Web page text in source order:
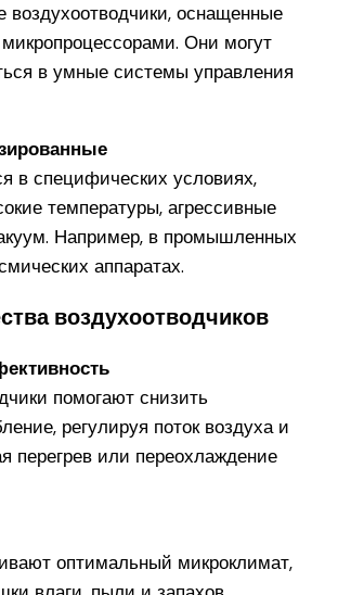
воздухоотводчики, оснащенные
Они могут
в умные системы управления
в специфических условиях,
температуры, агрессивные
Например, в промышленных
аппаратах.
воздухоотводчиков
помогают снизить
регулируя поток воздуха и
перегрев или переохлаждение
оптимальный микроклимат,